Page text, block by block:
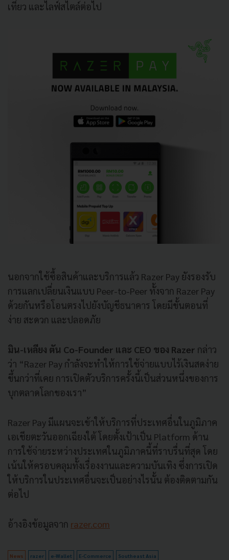
เที่ยว และไลฟ์สไตล์ต่อไป
นอกจากใช้ซื้อสินค้าและบริการแล้ว Razer Pay ยังรองรับ
การแลกเปลี่ยนเงินแบบ Peer-to-Peer ทั้งจาก Razer Pay
ด้วยกันหรือโอนตรงไปยังบัญชีธนาคาร โดยมีขั้นตอนที่
ง่าย สะดวก และปลอดภัย
มิน-เหลียง ตัน Co-Founder และ CEO ของ Razer กล่าว
ว่า “Razer Pay กำลังจะทำให้การใช้จ่ายแบบไร้เงินสดง่าย
ขึ้นกว่าที่เคย การเปิดตัวบริการครั้งนี้เป็นส่วนหนึ่งของการ
บุกตลาดโลกของเรา”
Razer Pay มีแผนจะเข้าให้บริการที่ประเทศอื่นในภูมิภาค
เอเชียตะวันออกเฉียงใต้ โดยตั้งเป้าเป็น Platform ด้าน
การใช้จ่ายระหว่างประเทศในภูมิภาคนี้ที่ราบรื่นที่สุด โดย
เน้นให้ครอบคลุมทั้งเรื่องงานและความบันเทิง ซึ่งการเปิด
ให้บริการในประเทศอื่นจะเป็นอย่างไรนั้น ต้องติดตามกัน
ต่อไป
อ้างอิงข้อมูลจาก razer.com
News razer e-Wallet E-Commerce Southeast Asia